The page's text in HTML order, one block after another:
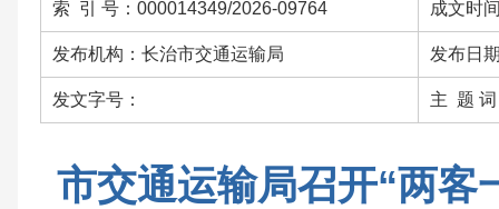
索 引 号：000014349/2026-09764 成文时
发布机构：长治市交通运输局 发布日
发文字号： 主 题 词
市交通运输局召开“两客